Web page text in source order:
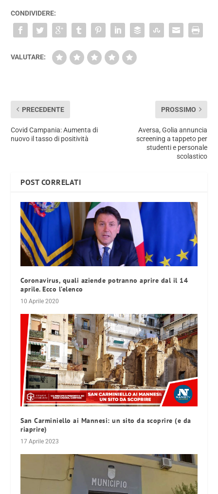
CONDIVIDERE:
VALUTARE:
PRECEDENTE
Covid Campania: Aumenta di
nuovo il tasso di positività
PROSSIMO
Aversa, Golia annuncia
screening a tappeto per
studenti e personale
scolastico
POST CORRELATI
Coronavirus, quali aziende potranno aprire dal il 14
aprile. Ecco l’elenco
10 Aprile 2020
San Carminiello ai Mannesi: un sito da scoprire (e da
riaprire)
17 Aprile 2023